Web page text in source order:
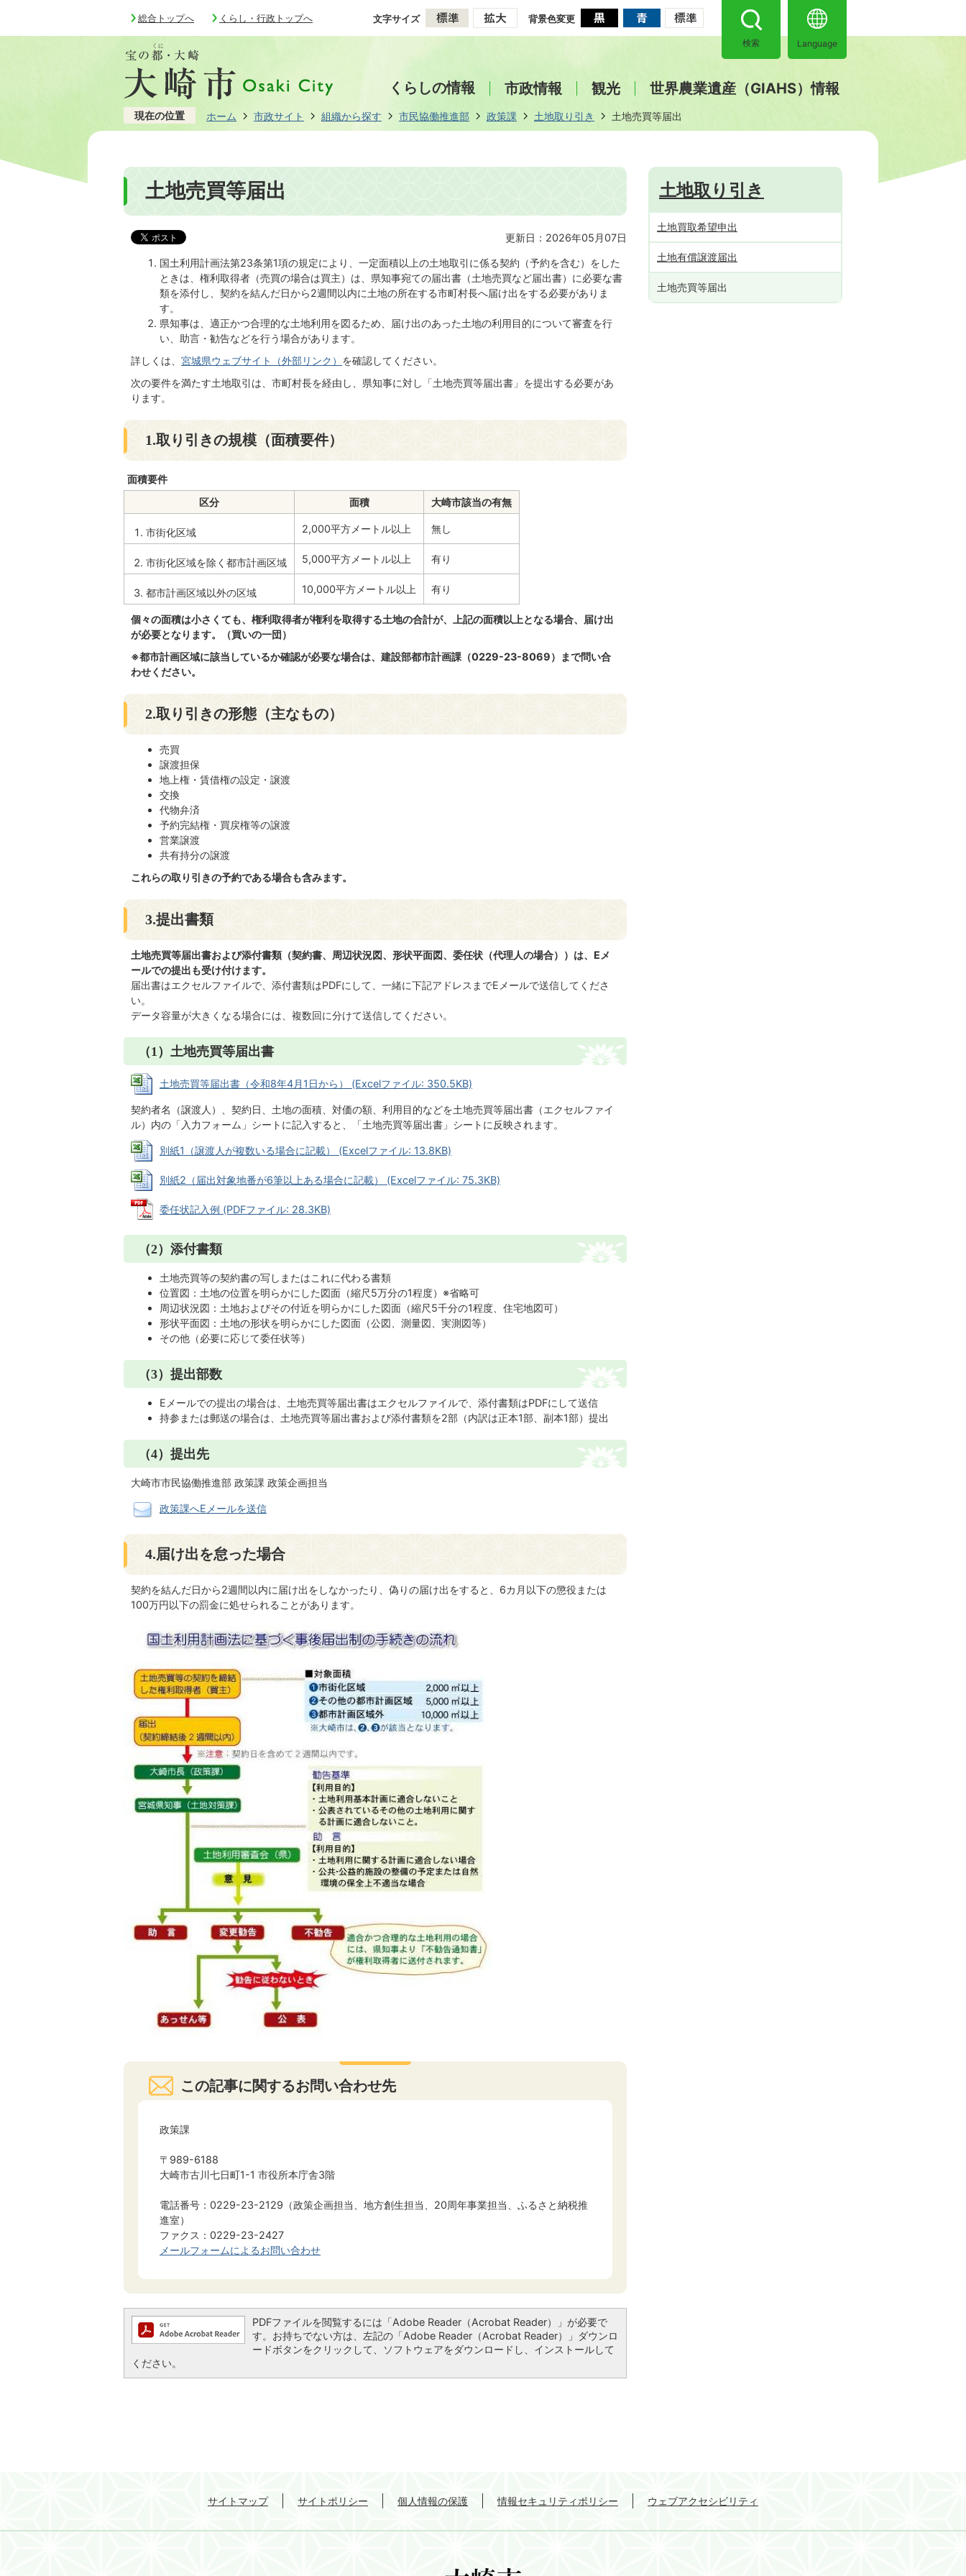
総合トップへ くらし・行政トップへ 文字サイズ 背景色変更
検索 Language
くらしの情報 市政情報 観光 世界農業遺産（GIAHS）情報
現在の位置 ホーム 市政サイト 組織から探す 市民協働推進部 政策課 土地取り引き 土地売買等届出
土地売買等届出
更新日：2026年05月07日
国土利用計画法第23条第1項の規定により、一定面積以上の土地取引に係る契約（予約を含む）をした
ときは、権利取得者（売買の場合は買主）は、県知事宛ての届出書（土地売買など届出書）に必要な書
類を添付し、契約を結んだ日から2週間以内に土地の所在する市町村長へ届け出をする必要がありま
す。
県知事は、適正かつ合理的な土地利用を図るため、届け出のあった土地の利用目的について審査を行
い、助言・勧告などを行う場合があります。
詳しくは、 宮城県ウェブサイト（外部リンク） を確認してください。
次の要件を満たす土地取引は、市町村長を経由し、県知事に対し「土地売買等届出書」を提出する必要があ
ります。
1.取り引きの規模（面積要件）
面積要件
区分
面積 大崎市該当の有無
市街化区域 2,000平方メートル以上 無し
市街化区域を除く都市計画区域 5,000平方メートル以上 有り
都市計画区域以外の区域 10,000平方メートル以上 有り
個々の面積は小さくても、権利取得者が権利を取得する土地の合計が、上記の面積以上となる場合、届け出
が必要となります。（買いの一団）
※都市計画区域に該当しているか確認が必要な場合は、建設部都市計画課（0229-23-8069）まで問い合
わせください。
2.取り引きの形態（主なもの）
売買
譲渡担保
地上権・賃借権の設定・譲渡
交換
代物弁済
予約完結権・買戻権等の譲渡
営業譲渡
共有持分の譲渡
これらの取り引きの予約である場合も含みます。
3.提出書類
土地売買等届出書および添付書類（契約書、周辺状況図、形状平面図、委任状（代理人の場合））は、Eメ
ールでの提出も受け付けます。
届出書はエクセルファイルで、添付書類はPDFにして、一緒に下記アドレスまでEメールで送信してくださ
い。
データ容量が大きくなる場合には、複数回に分けて送信してください。
（1）土地売買等届出書
土地売買等届出書（令和8年4月1日から） (Excelファイル: 350.5KB)
契約者名（譲渡人）、契約日、土地の面積、対価の額、利用目的などを土地売買等届出書（エクセルファイ
ル）内の「入力フォーム」シートに記入すると、「土地売買等届出書」シートに反映されます。
別紙1（譲渡人が複数いる場合に記載） (Excelファイル: 13.8KB)
別紙2（届出対象地番が6筆以上ある場合に記載） (Excelファイル: 75.3KB)
委任状記入例 (PDFファイル: 28.3KB)
（2）添付書類
土地売買等の契約書の写しまたはこれに代わる書類
位置図：土地の位置を明らかにした図面（縮尺5万分の1程度）※省略可
周辺状況図：土地およびその付近を明らかにした図面（縮尺5千分の1程度、住宅地図可）
形状平面図：土地の形状を明らかにした図面（公図、測量図、実測図等）
その他（必要に応じて委任状等）
（3）提出部数
Eメールでの提出の場合は、土地売買等届出書はエクセルファイルで、添付書類はPDFにして送信
持参または郵送の場合は、土地売買等届出書および添付書類を2部（内訳は正本1部、副本1部）提出
（4）提出先
大崎市市民協働推進部 政策課 政策企画担当
政策課へEメールを送信
4.届け出を怠った場合
契約を結んだ日から2週間以内に届け出をしなかったり、偽りの届け出をすると、6カ月以下の懲役または
100万円以下の罰金に処せられることがあります。
この記事に関するお問い合わせ先
政策課
〒989-6188
大崎市古川七日町1-1 市役所本庁舎3階
電話番号：0229-23-2129（政策企画担当、地方創生担当、20周年事業担当、ふるさと納税推
進室）
ファクス：0229-23-2427
メールフォームによるお問い合わせ
PDFファイルを閲覧するには「Adobe Reader（Acrobat Reader）」が必要で
す。お持ちでない方は、左記の「Adobe Reader（Acrobat Reader）」ダウンロ
ードボタンをクリックして、ソフトウェアをダウンロードし、インストールして
ください。
土地取り引き
土地買取希望申出
土地有償譲渡届出
土地売買等届出
サイトマップ サイトポリシー 個人情報の保護 情報セキュリティポリシー ウェブアクセシビリティ